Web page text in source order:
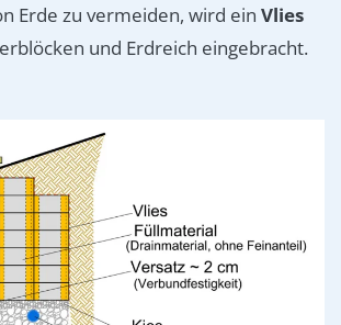
Erde zu vermeiden, wird ein Vlies
und Erdreich eingebracht.